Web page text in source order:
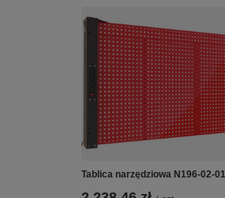
Tablica narzędziowa N196-02-01